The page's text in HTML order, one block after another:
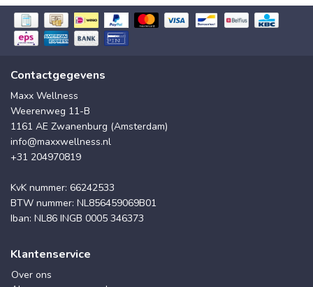
Contactgegevens
Maxx Wellness
Weerenweg 11-B
1161 AE Zwanenburg (Amsterdam)
info@maxxwellness.nl
+31 204970819
KvK nummer: 66242533
BTW nummer: NL856459069B01
Iban: NL86 INGB 0005 346373
Klantenservice
Over ons